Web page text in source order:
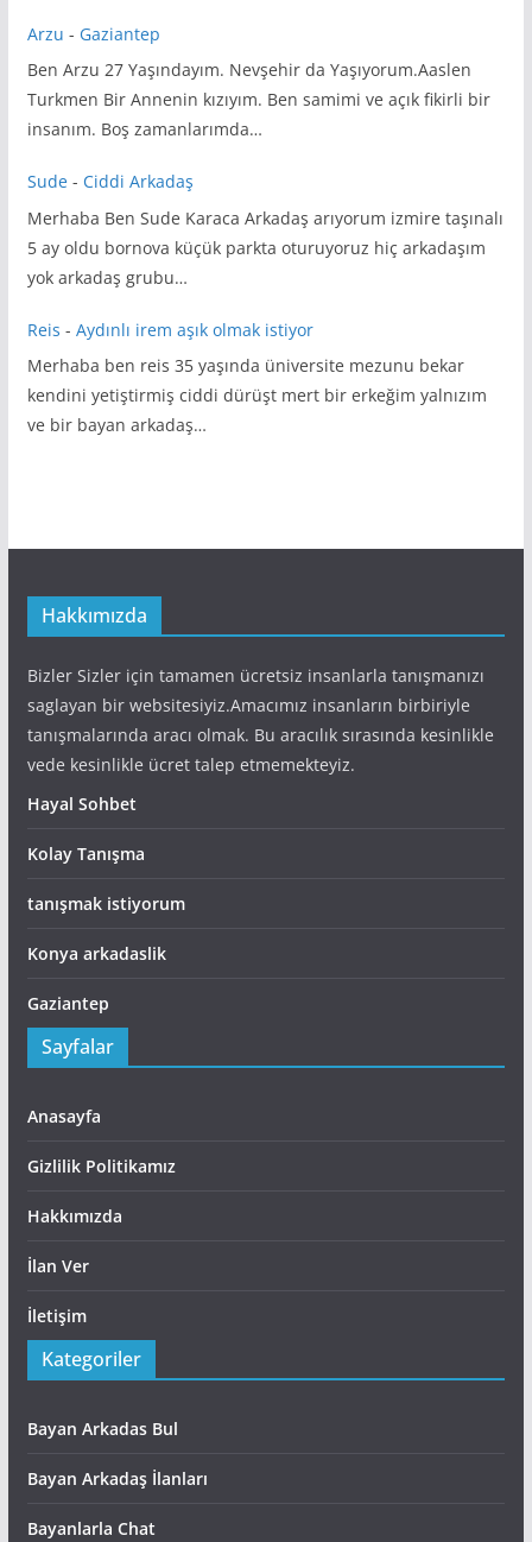
Arzu - Gaziantep
Ben Arzu 27 Yaşındayım. Nevşehir da Yaşıyorum.Aaslen
Turkmen Bir Annenin kızıyım. Ben samimi ve açık fikirli bir
insanım. Boş zamanlarımda…
Sude- Ciddi Arkadaş
Merhaba Ben Sude Karaca Arkadaş arıyorum izmire taşınalı
5 ay oldu bornova küçük parkta oturuyoruz hiç arkadaşım
yok arkadaş grubu…
Reis - Aydınlı irem aşık olmak istiyor
Merhaba ben reis 35 yaşında üniversite mezunu bekar
kendini yetiştirmiş ciddi dürüşt mert bir erkeğim yalnızım
ve bir bayan arkadaş…
Hakkımızda
Bizler Sizler için tamamen ücretsiz insanlarla tanışmanızı
saglayan bir websitesiyiz.Amacımız insanların birbiriyle
tanışmalarında aracı olmak. Bu aracılık sırasında kesinlikle
vede kesinlikle ücret talep etmemekteyiz.
Hayal Sohbet
Kolay Tanışma
tanışmak istiyorum
Konya arkadaslik
Gaziantep
Sayfalar
Anasayfa
Gizlilik Politikamız
Hakkımızda
İlan Ver
İletişim
Kategoriler
Bayan Arkadas Bul
Bayan Arkadaş İlanları
Bayanlarla Chat